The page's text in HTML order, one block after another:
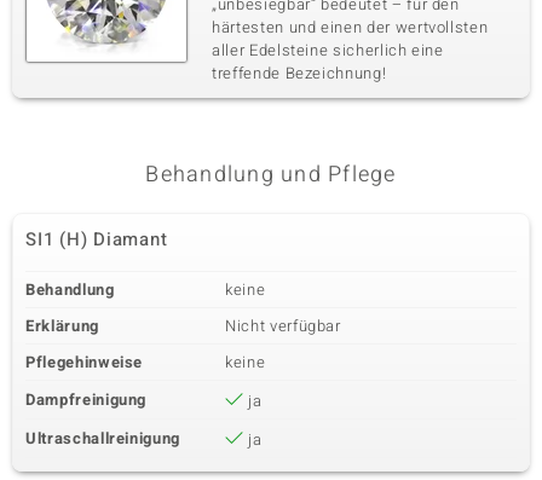
härtesten und einen der wertvollsten
aller Edelsteine sicherlich eine
treffende Bezeichnung!
Behandlung und Pflege
SI1 (H) Diamant
Behandlung
keine
Erklärung
Nicht verfügbar
Pflegehinweise
keine
Dampfreinigung
ja
Ultraschallreinigung
ja